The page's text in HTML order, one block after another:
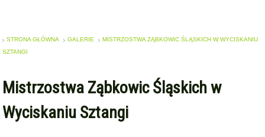
STRONA GŁÓWNA GALERIE
MISTRZOSTWA ZĄBKOWIC ŚLĄSKICH W WYCISKANIU
SZTANGI
Mistrzostwa Ząbkowic Śląskich w
Wyciskaniu Sztangi